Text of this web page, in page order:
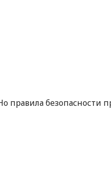
правила безопасности